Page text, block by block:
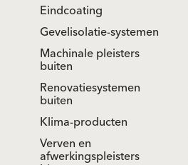
Eindcoating
Gevelisolatie-systemen
Machinale pleisters
buiten
Renovatiesystemen
buiten
Klima-producten
Verven en
afwerkingspleisters